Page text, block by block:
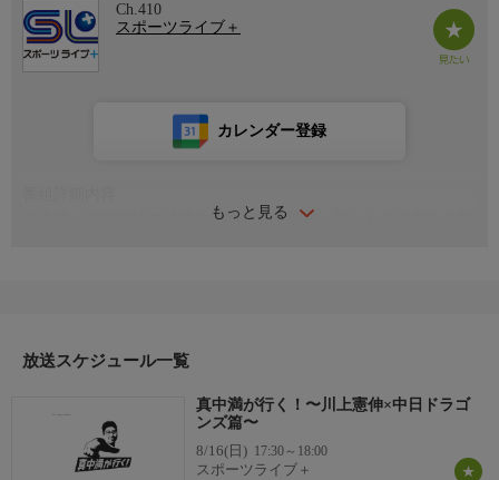
Ch.410
スポーツライブ＋
もっと見る
カレンダー登録
真中満が全国各地の球場や周辺施設を訪れ、知られざる魅力を野
放送スケジュール一覧
真中満が行く！〜川上憲伸×中日ドラゴ
ンズ篇〜
8/16(日) 17:30～18:00
スポーツライブ＋